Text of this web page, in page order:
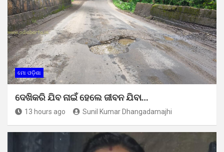
ମୋ ଓଡ଼ିଶା
ଦେଖିକରି ଯିବ ନାଇଁ ହେଲେ ଜୀବନ ଯିବା…
13 hours ago Sunil Kumar Dhangadamajhi